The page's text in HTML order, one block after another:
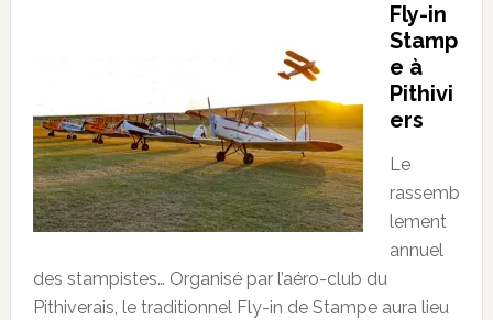
Fly-in
Stamp
e à
Pithivi
ers
Le
rassemb
lement
annuel
des stampistes… Organisé par l’aéro-club du
Pithiverais, le traditionnel Fly-in de Stampe aura lieu